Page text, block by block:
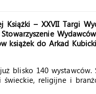
Książki–XXVII Targi
książek do Arkad
blisko 140
religijne i